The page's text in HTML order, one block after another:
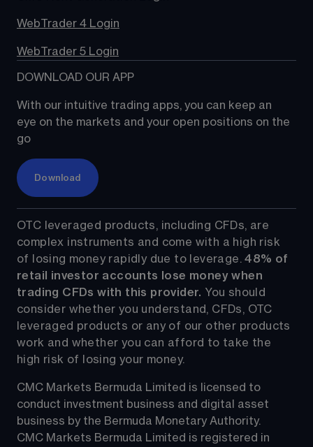
WebTrader 4 Login
WebTrader 5 Login
DOWNLOAD OUR APP
With our intuitive trading apps, you can keep an
eye on the markets and your open positions on the
go
Download
OTC leveraged products, including CFDs, are
complex instruments and come with a high risk
of losing money rapidly due to leverage. 48% of
retail investor accounts lose money when
trading CFDs with this provider. You should
consider whether you understand, CFDs, OTC
leveraged products or any of our other products
work and whether you can afford to take the
high risk of losing your money.
CMC Markets Bermuda Limited is licensed to
conduct investment business and digital asset
business by the Bermuda Monetary Authority.
CMC Markets Bermuda Limited is registered in